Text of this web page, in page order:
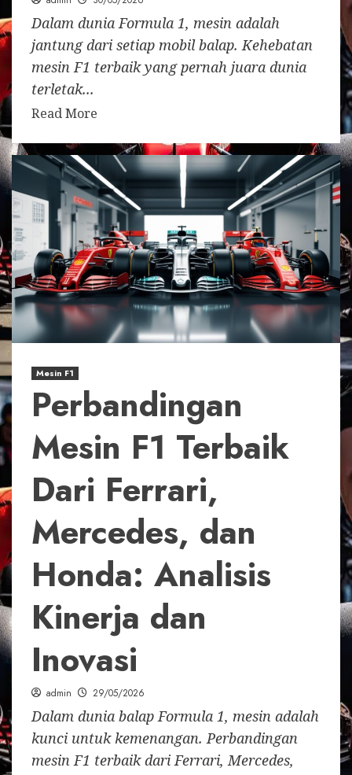
Dalam dunia Formula 1, mesin adalah
jantung dari setiap mobil balap. Kehebatan
mesin F1 terbaik yang pernah juara dunia
terletak...
Read More
Mesin F1
Perbandingan
Mesin F1 Terbaik
Dari Ferrari,
Mercedes, dan
Honda: Analisis
Kinerja dan
Inovasi
admin 29/05/2026
Dalam dunia balap Formula 1, mesin adalah
kunci untuk kemenangan. Perbandingan
mesin F1 terbaik dari Ferrari, Mercedes,